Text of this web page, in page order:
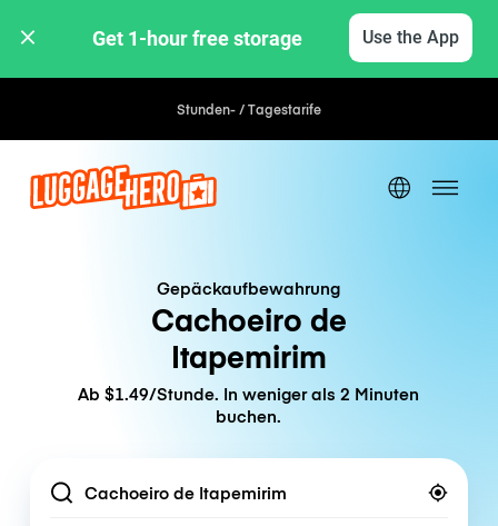
Get 1-hour free storage Use the App
Stunden- / Tagestarife
Gepäckaufbewahrung
Cachoeiro de
Itapemirim
Ab $1.49/Stunde. In weniger als 2 Minuten
buchen.
Location